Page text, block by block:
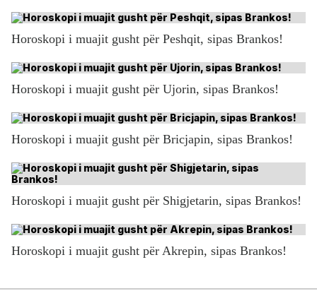
Horoskopi i muajit gusht për Peshqit, sipas Brankos!
Horoskopi i muajit gusht për Ujorin, sipas Brankos!
Horoskopi i muajit gusht për Bricjapin, sipas Brankos!
Horoskopi i muajit gusht për Shigjetarin, sipas Brankos!
Horoskopi i muajit gusht për Akrepin, sipas Brankos!